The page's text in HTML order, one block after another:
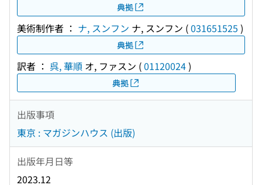
典拠
美術制作者 ： ナ, スンフン ナ, スンフン (031651525 )
典拠
訳者 ： 呉, 華順 オ, ファスン (01120024)
典拠
出版事項
東京 : マガジンハウス (出版)
出版年月日等
2023.12